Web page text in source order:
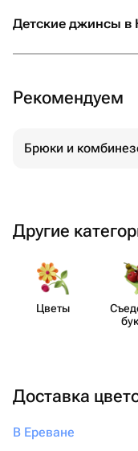
Детские джинсы в
Рекомендуем
Брюки и
Другие
Цветы
Доставка
В Ереване